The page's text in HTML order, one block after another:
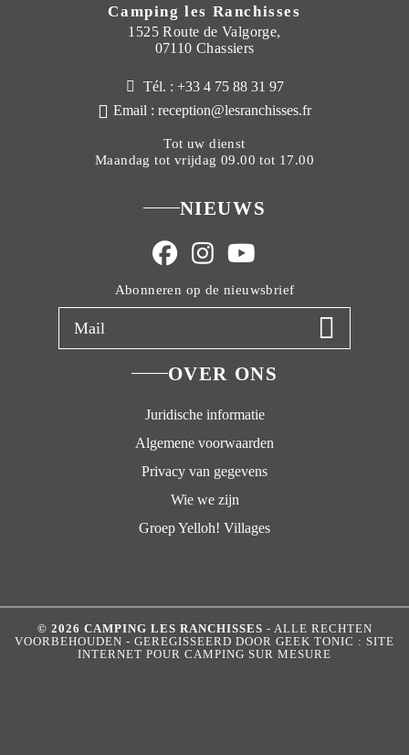
Camping les Ranchisses
1525 Route de Valgorge,
07110 Chassiers
Tél. : +33 4 75 88 31 97
Email : reception@lesranchisses.fr
Tot uw dienst
Maandag tot vrijdag 09.00 tot 17.00
NIEUWS
Abonneren op de nieuwsbrief
OVER ONS
Juridische informatie
Algemene voorwaarden
Privacy van gegevens
Wie we zijn
Groep Yelloh! Villages
© 2026 CAMPING LES RANCHISSES - ALLE RECHTEN
VOORBEHOUDEN - GEREGISSEERD DOOR GEEK TONIC : SITE
INTERNET POUR CAMPING SUR MESURE